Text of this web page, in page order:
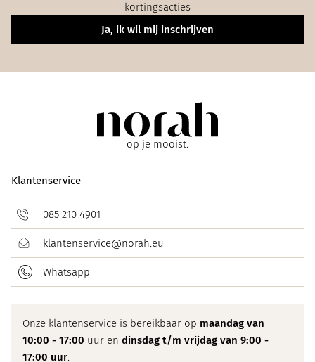
kortingsacties
Ja, ik wil mij inschrijven
op je mooist.
Klantenservice
085 210 4901
klantenservice@norah.eu
Whatsapp
Onze klantenservice is bereikbaar op maandag van
10:00 - 17:00 uur en dinsdag t/m vrijdag van 9:00 -
17:00 uur.